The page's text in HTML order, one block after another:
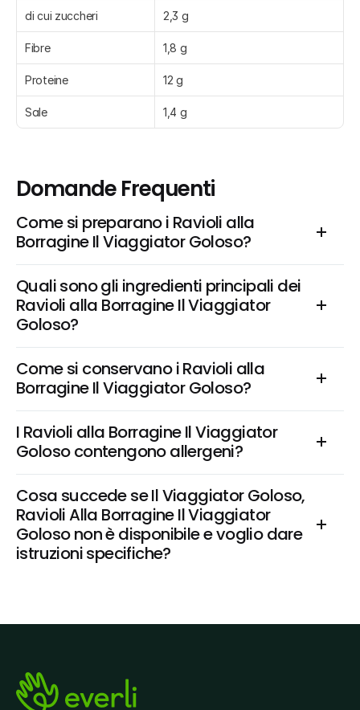
di cui zuccheri 2,3 g
Fibre 1,8 g
Proteine 12 g
Sale 1,4 g
Domande Frequenti
Come si preparano i Ravioli alla
Borragine Il Viaggiator Goloso?
Quali sono gli ingredienti principali dei
Ravioli alla Borragine Il Viaggiator
Goloso?
Come si conservano i Ravioli alla
Borragine Il Viaggiator Goloso?
I Ravioli alla Borragine Il Viaggiator
Goloso contengono allergeni?
Cosa succede se Il Viaggiator Goloso,
Ravioli Alla Borragine Il Viaggiator
Goloso non è disponibile e voglio dare
istruzioni specifiche?